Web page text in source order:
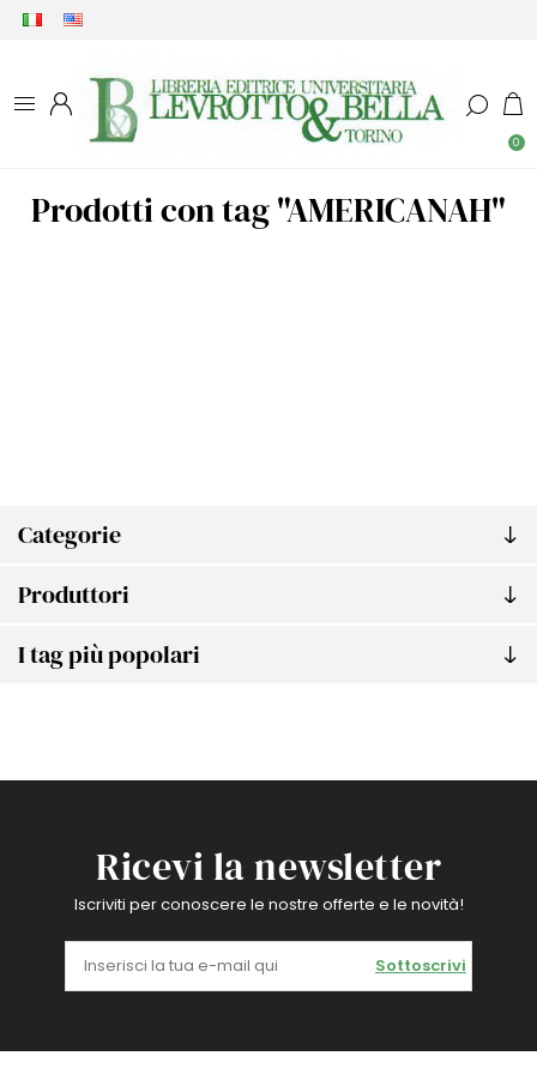
0
Categorie
Produttori
I tag più popolari
Prodotti con tag "AMERICANAH"
Ricevi la newsletter
Iscriviti per conoscere le nostre offerte e le novità!
Sottoscrivi